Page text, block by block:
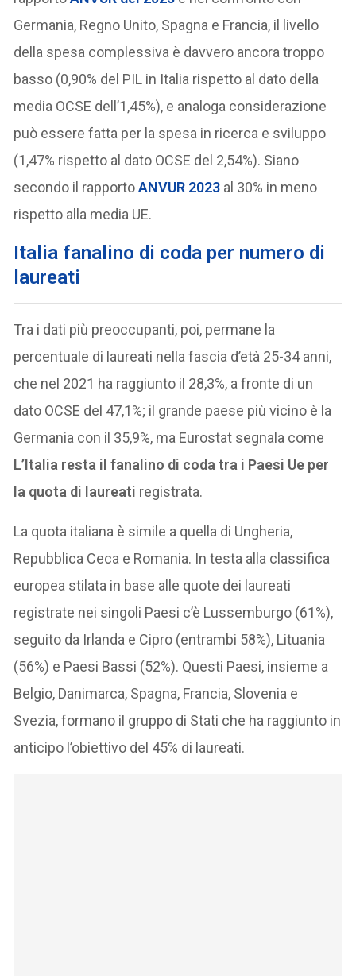
Germania, Regno Unito, Spagna e Francia, il livello
della spesa complessiva è davvero ancora troppo
basso (0,90% del PIL in Italia rispetto al dato della
media OCSE dell’1,45%), e analoga considerazione
può essere fatta per la spesa in ricerca e sviluppo
(1,47% rispetto al dato OCSE del 2,54%). Siano
secondo il rapportoANVUR 2023 al 30% in meno
rispetto alla media UE.
Italia fanalino di coda per numero di
laureati
Tra i dati più preoccupanti, poi, permane la
percentuale di laureati nella fascia d’età 25-34 anni,
che nel 2021 ha raggiunto il 28,3%, a fronte di un
dato OCSE del 47,1%; il grande paese più vicino è la
Germania con il 35,9%, ma Eurostat segnala come
L’Italia resta il fanalino di coda tra i Paesi Ue per
la quota di laureati registrata.
La quota italiana è simile a quella di Ungheria,
Repubblica Ceca e Romania. In testa alla classifica
europea stilata in base alle quote dei laureati
registrate nei singoli Paesi c’è Lussemburgo (61%),
seguito da Irlanda e Cipro (entrambi 58%), Lituania
(56%) e Paesi Bassi (52%). Questi Paesi, insieme a
Belgio, Danimarca, Spagna, Francia, Slovenia e
Svezia, formano il gruppo di Stati che ha raggiunto in
anticipo l’obiettivo del 45% di laureati.